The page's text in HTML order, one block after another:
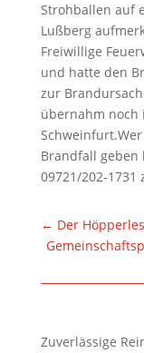
Strohballen auf
Lußberg
Freiwillige
und hatte den
zur
übernahm noch
Brandfall geben
09721/202-1731
← Der
Zuverlässige